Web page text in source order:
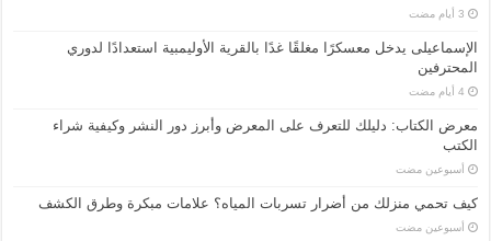
الإسماعیلی یدخل معسكرًا مغلقًا غدًا بالقرية الأوليمبية استعدادًا لدوري
المحترفين
معرض الكتاب: دليلك للتعرف على المعرض وأبرز دور النشر وكيفية شراء
الكتب
‏أسبوعين مضت
كيف تحمي منزلك من أضرار تسربات المياه؟ علامات مبكرة وطرق الكشف
‏أسبوعين مضت